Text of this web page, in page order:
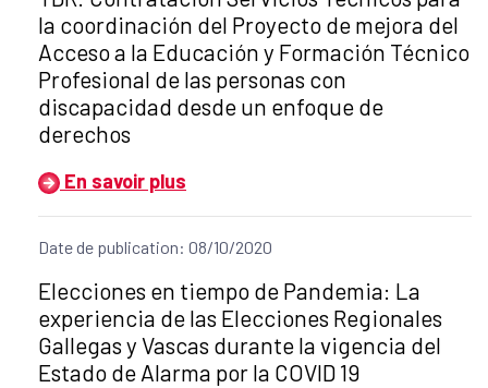
la coordinación del Proyecto de mejora del
Acceso a la Educación y Formación Técnico
Profesional de las personas con
discapacidad desde un enfoque de
derechos
En savoir plus
Date de publication: 08/10/2020
Título del anuncio:
Elecciones en tiempo de Pandemia: La
experiencia de las Elecciones Regionales
Gallegas y Vascas durante la vigencia del
Estado de Alarma por la COVID 19